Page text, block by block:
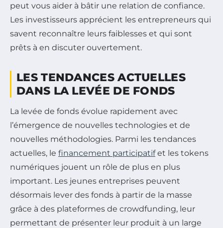
peut vous aider à bâtir une relation de confiance.
Les investisseurs apprécient les entrepreneurs qui
savent reconnaître leurs faiblesses et qui sont
prêts à en discuter ouvertement.
LES TENDANCES ACTUELLES
DANS LA LEVÉE DE FONDS
La levée de fonds évolue rapidement avec
l’émergence de nouvelles technologies et de
nouvelles méthodologies. Parmi les tendances
actuelles, le financement participatifet les tokens
numériques jouent un rôle de plus en plus
important. Les jeunes entreprises peuvent
désormais lever des fonds à partir de la masse
grâce à des plateformes de crowdfunding, leur
permettant de présenter leur produit à un large